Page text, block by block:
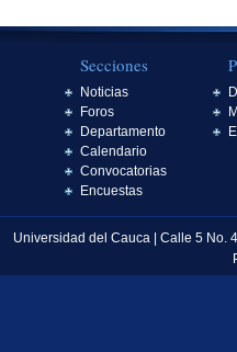
Secciones
Noticias
Foros
Departamento
Calendario
Convocatorias
Encuestas
Universidad del Cauca | Calle 5 No.